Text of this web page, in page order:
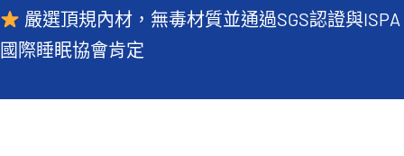
常見QA
嚴選頂規內材，無毒材質並通過SGS認證與ISPA
國際睡眠協會肯定